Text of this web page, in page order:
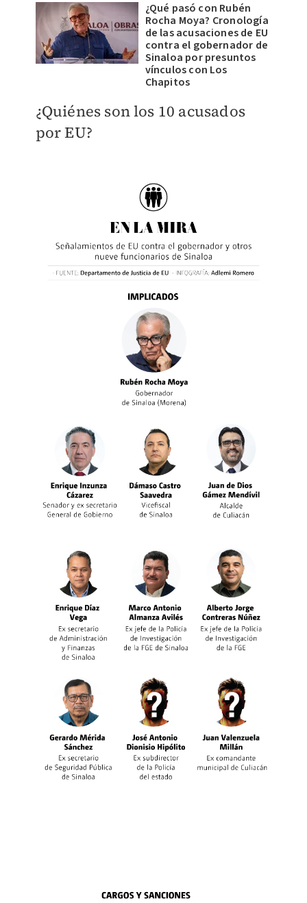
¿Qué pasó con Rubén
Rocha Moya? Cronología
de las acusaciones de EU
contra el gobernador de
Sinaloa por presuntos
vínculos con Los
Chapitos
¿Quiénes son los 10 acusados
por EU?